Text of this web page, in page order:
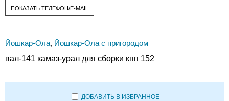
ПОКАЗАТЬ ТЕЛЕФОН/E-MAIL
Йошкар-Ола, Йошкар-Ола с пригородом
вал-141 камаз-урал для сборки кпп 152
ДОБАВИТЬ В ИЗБРАННОЕ